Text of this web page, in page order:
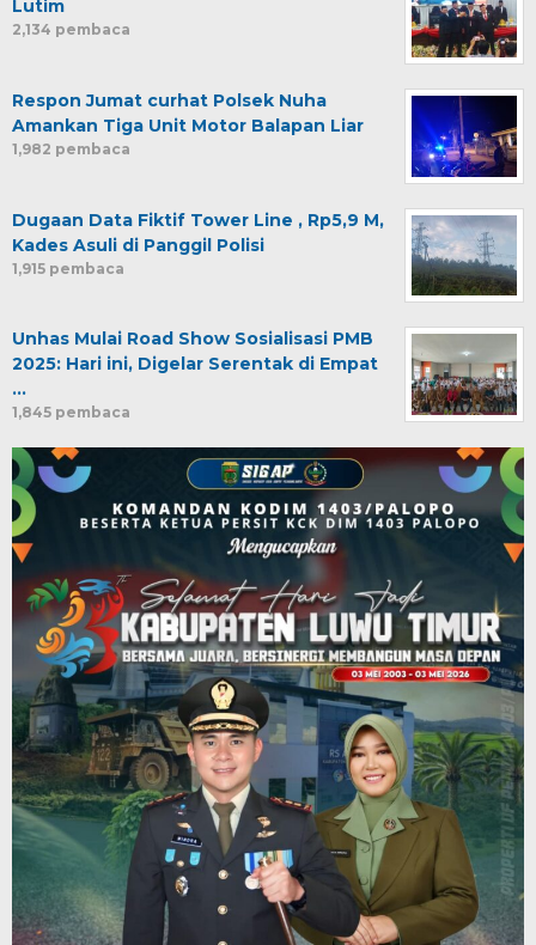
Lutim
2,134 pembaca
Respon Jumat curhat Polsek Nuha
Amankan Tiga Unit Motor Balapan Liar
1,982 pembaca
Dugaan Data Fiktif Tower Line , Rp5,9 M,
Kades Asuli di Panggil Polisi
1,915 pembaca
Unhas Mulai Road Show Sosialisasi PMB
2025: Hari ini, Digelar Serentak di Empat
…
1,845 pembaca